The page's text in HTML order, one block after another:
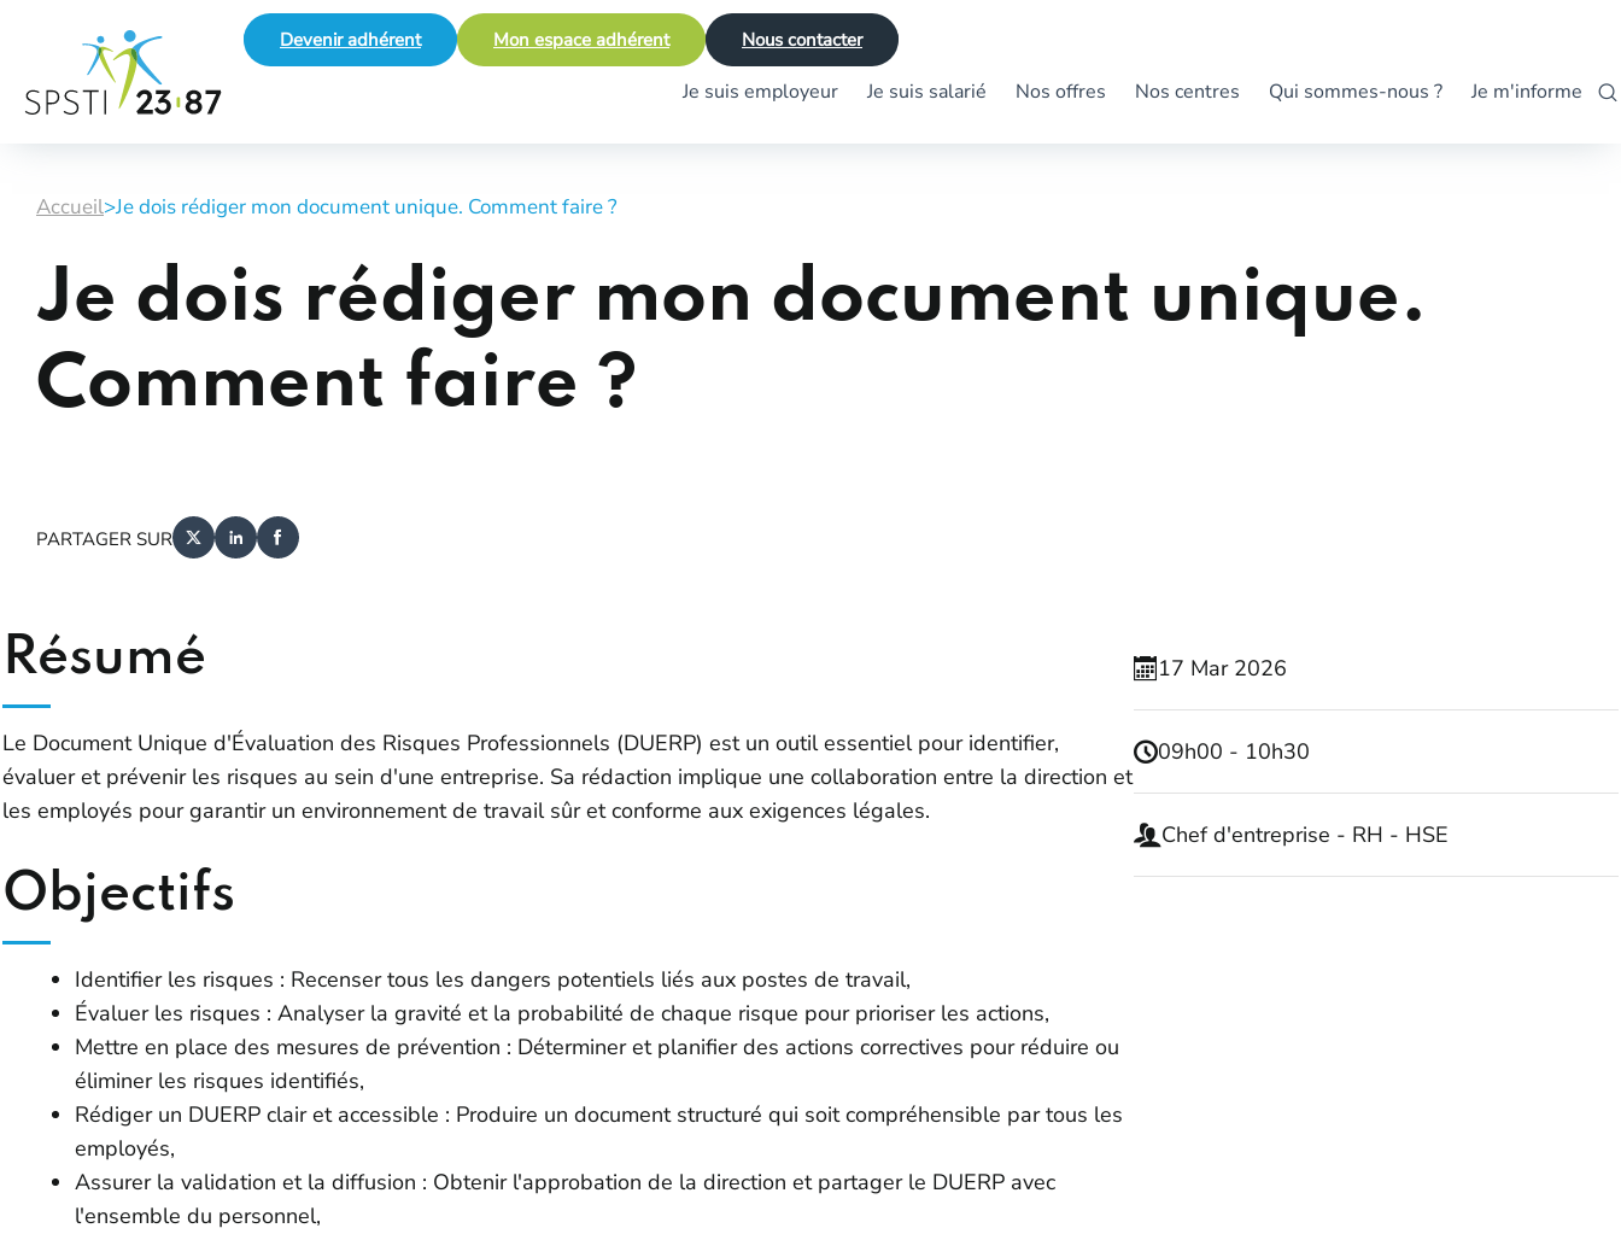
Devenir adhérent Mon espace adhérent Nous contacter
Je suis employeur Je suis salarié Nos offres Nos centres Qui sommes-nous ? Je m'informe
Accueil>Je dois rédiger mon document unique. Comment faire ?
Je dois rédiger mon document unique.
Comment faire ?
PARTAGER SUR
Résumé
Le Document Unique d'Évaluation des Risques Professionnels (DUERP) est un outil essentiel pour identifier,
évaluer et prévenir les risques au sein d'une entreprise. Sa rédaction implique une collaboration entre la direction et
les employés pour garantir un environnement de travail sûr et conforme aux exigences légales.
Objectifs
Identifier les risques : Recenser tous les dangers potentiels liés aux postes de travail,
Évaluer les risques : Analyser la gravité et la probabilité de chaque risque pour prioriser les actions,
Mettre en place des mesures de prévention : Déterminer et planifier des actions correctives pour réduire ou
éliminer les risques identifiés,
Rédiger un DUERP clair et accessible : Produire un document structuré qui soit compréhensible par tous les
employés,
Assurer la validation et la diffusion : Obtenir l'approbation de la direction et partager le DUERP avec
l'ensemble du personnel,
17 Mar 2026
09h00 - 10h30
Chef d'entreprise - RH - HSE